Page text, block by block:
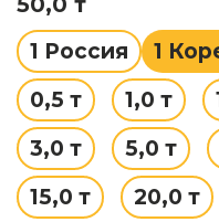
1 Россия
1
0,5 т
1,0 т
3,0 т
5,0 т
15,0 т
20,0 т